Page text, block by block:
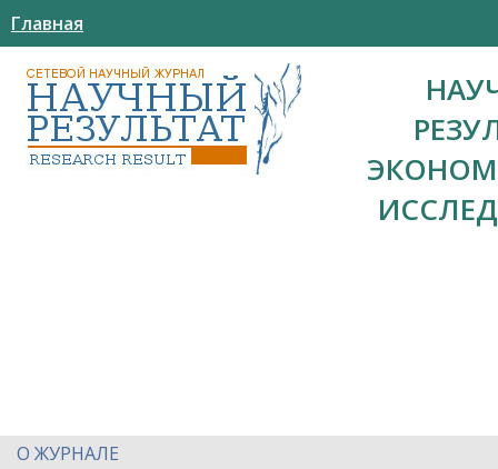
Главная
О ЖУРНАЛЕ